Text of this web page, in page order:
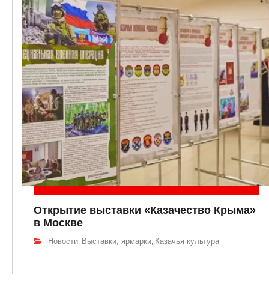
Открытие выставки «Казачество Крыма»
в Москве
Новости Выставки, ярмарки Казачья культура